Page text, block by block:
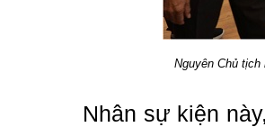
Nguyên Chủ
Nhân sự kiện